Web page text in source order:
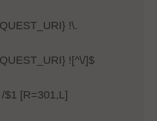
!\.
![^\/]$
$1 [R=301,L]